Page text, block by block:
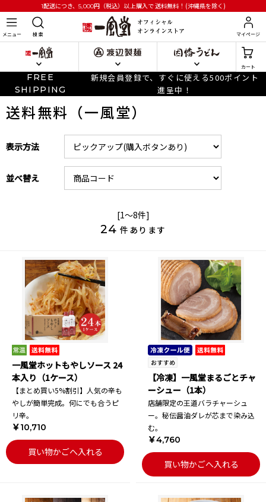
1配送につき、5,000円 （税込）以上購入で送料無料！(沖縄県を除く)
メニュー 検 索 マイページ
カート
FREE
SHIPPING
新規会員登録で、すぐに使える500ポイント
進呈中！
送料無料（一風堂）
表示方法
並べ替え
[1～8件]
24 件あります
一風堂ホットもやしソース 24
本入り（1ケース）
【まとめ買い5%割引】人気の辛も
やしが簡単完成。何にでも合うピ
リ辛。
￥10,710
買い物かごへ入れる
【冷凍】一風堂まるごとチャ
ーシュー（1本）
店舗限定の王道バラチャーシュ
ー。秘伝醤油ダレが芯まで染み込
む。
￥4,760
買い物かごへ入れる